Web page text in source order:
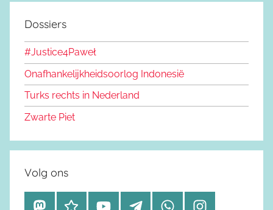
Dossiers
#Justice4Paweł
Onafhankelijkheidsoorlog Indonesië
Turks rechts in Nederland
Zwarte Piet
Volg ons
M
B
Y
T
W
I